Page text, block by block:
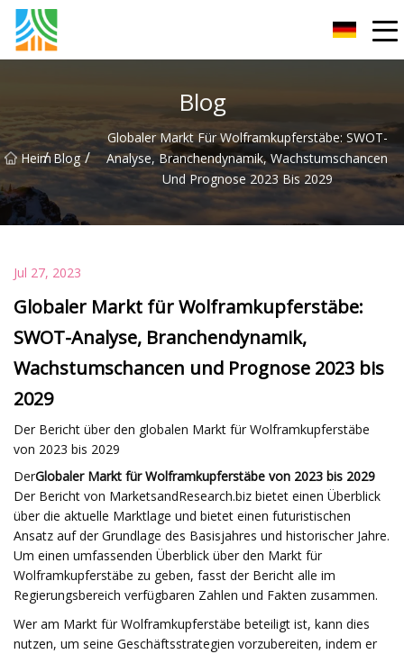
Blog
Heim
/ Blog /
Globaler Markt Für Wolframkupferstäbe: SWOT-
Analyse, Branchendynamik, Wachstumschancen
Und Prognose 2023 Bis 2029
Jul 27, 2023
Globaler Markt für Wolframkupferstäbe:
SWOT-Analyse, Branchendynamik,
Wachstumschancen und Prognose 2023 bis
2029
Der Bericht über den globalen Markt für Wolframkupferstäbe
von 2023 bis 2029
DerGlobaler Markt für Wolframkupferstäbe von 2023 bis 2029
Der Bericht von MarketsandResearch.biz bietet einen Überblick
über die aktuelle Marktlage und bietet einen futuristischen
Ansatz auf der Grundlage des Basisjahres und historischer Jahre.
Um einen umfassenden Überblick über den Markt für
Wolframkupferstäbe zu geben, fasst der Bericht alle im
Regierungsbereich verfügbaren Zahlen und Fakten zusammen.
Wer am Markt für Wolframkupferstäbe beteiligt ist, kann dies
nutzen, um seine Geschäftsstrategien vorzubereiten, indem er